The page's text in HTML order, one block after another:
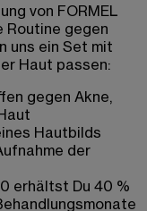
von FORMEL
Routine gegen
uns ein Set mit
Haut passen:
gegen Akne,
Hautbilds
der
erhältst Du 40 %